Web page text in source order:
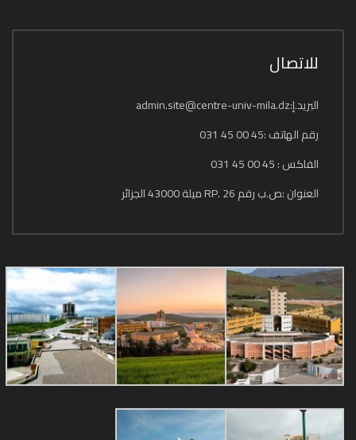
للاتصال
البريد.إ:admin.site@centre-univ-mila.dz
رقم الهاتف :45 00 45 031
الفاكس : 45 00 45 031
العنوان :ص.ب رقم 26 .RP ميلة 43000 الجزائر